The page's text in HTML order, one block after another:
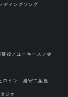
ディングソング
葵役／ユーキース／＠
ロイン 湯守二葉役
ジオ